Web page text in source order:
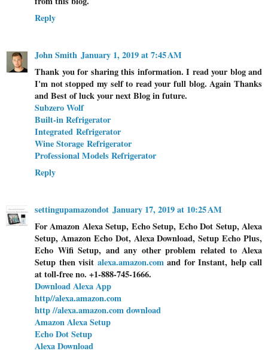
Reply
John Smith January 1, 2019 at 7:45 AM
Thank you for sharing this information. I read your blog and
I'm not stopped my self to read your full blog. Again Thanks
and Best of luck your next Blog in future.
Subzero Wolf
Built-in Refrigerator
Integrated Refrigerator
Wine Storage Refrigerator
Professional Models Refrigerator
Reply
settingupamazondot January 17, 2019 at 10:25 AM
For Amazon Alexa Setup, Echo Setup, Echo Dot Setup, Alexa
Setup, Amazon Echo Dot, Alexa Download, Setup Echo Plus,
Echo Wifi Setup, and any other problem related to Alexa
Setup then visit alexa.amazon.comand for Instant, help call
at toll-free no. +1-888-745-1666.
Download Alexa App
http//alexa.amazon.com
http //alexa.amazon.com download
Amazon Alexa Setup
Echo Dot Setup
Alexa Download